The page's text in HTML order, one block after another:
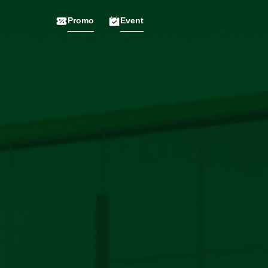
Promo Event